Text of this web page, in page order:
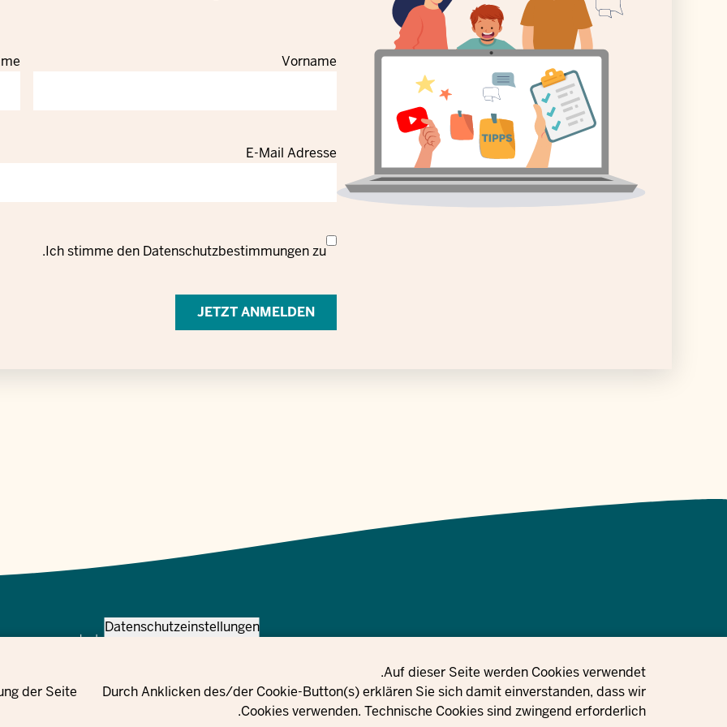
Privacy settings
Datenschutzeinstellungen
Auf dieser Seite werden Cookies verwendet.
Durch Anklicken des/der Cookie-Button(s) erklären Sie sich damit einverstanden, dass wir
Cookies verwenden. Technische Cookies sind zwingend erforderlich.
der Seite
Vorname
E-Mail Adresse
Datenschutzrechtliche
Verarbeitung
Ich stimme den Datenschutzbestimmungenzu.
اتصل
Meta اتصل بنا
فيسبوك
© 2021 - 2026 Ministerium für Kinder, Jugend, Familie, Gleichstellung, Flucht und Integration des Landes Nordrhein-